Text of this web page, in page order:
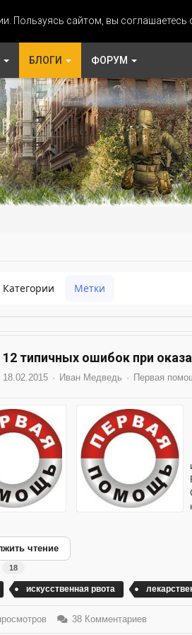
Пользуясь сайтом, вы
БЛОГИ ФОРУМ
Категории Метки
12 типичных ошибок при
18.02.2015 Иван Медведь Первая
чтение
18
искусственная рвота
38 Комментариев